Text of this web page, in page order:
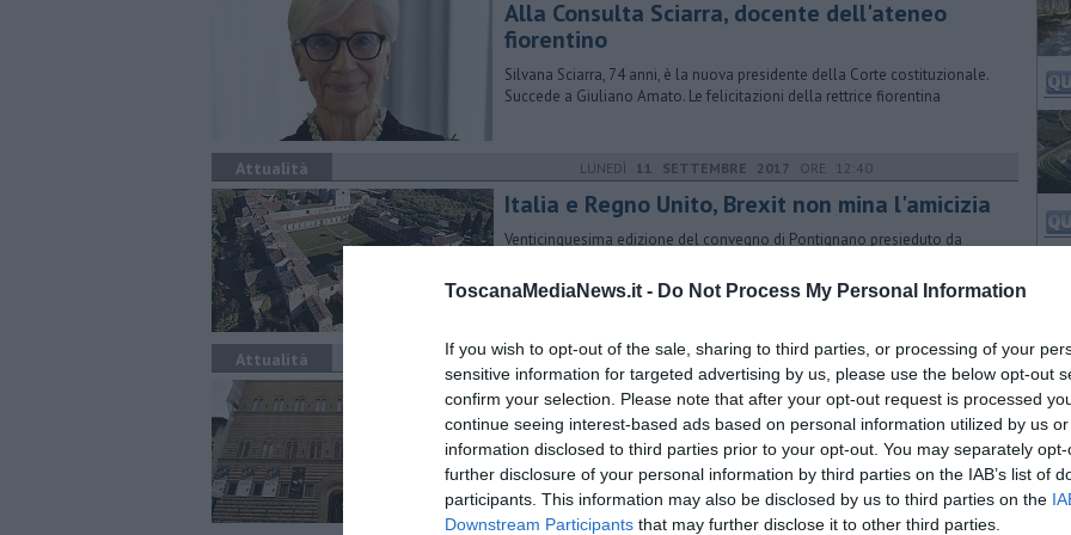
ToscanaMediaNews.it - Do Not Process My Personal Information
If you wish to opt-out of the sale, sharing to third parties, or processing of your
sensitive information for targeted advertising by us, please use the below opt-out
confirm your selection. Please note that after your opt-out request is processed
continue seeing interest-based ads based on personal information utilized by us
information disclosed to third parties prior to your opt-out. You may separately
further disclosure of your personal information by third parties on the IAB’s list of
participants. This information may also be disclosed by us to third parties on the
Downstream Participants that may further disclose it to other third parties.
Alla Consulta Sciarra, docente dell'ateneo
fiorentino
Silvana Sciarra, 74 anni, è la nuova presidente della Corte costituzionale.
Succede a Giuliano Amato. Le felicitazioni della rettrice fiorentina
Attualità LUNEDÌ 11 SETTEMBRE 2017 ORE 12:40
Italia e Regno Unito, Brexit non mina l'amicizia
Venticinquesima edizione del convegno di Pontignano presieduto da
crisi
Attualità MARTEDÌ29 APRILE 2025ORE 14:30
"Elogio dell’umano", ciclo di incontri di Cesvot e
Gabinetto Vieusseux
Attivismo, volontariato e politica al centro dell'iniziativa. Tra gli ospiti Ezio
Mauro, Gianrico Carofiglio e Serena Dandini